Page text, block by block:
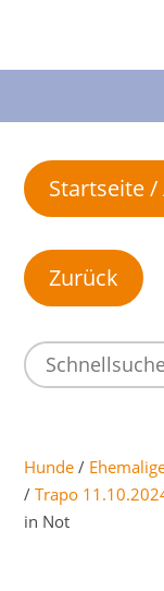
Startseite
Hunde /
/Trapo
in Not